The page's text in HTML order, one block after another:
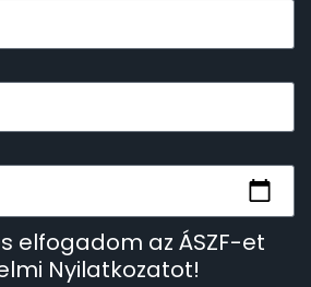
elfogadom az ÁSZF-et
Nyilatkozatot!